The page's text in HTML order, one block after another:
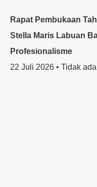
Rapat Pembukaan
Stella Maris Labuan
Profesionalisme
22 Juli 2026
Tidak